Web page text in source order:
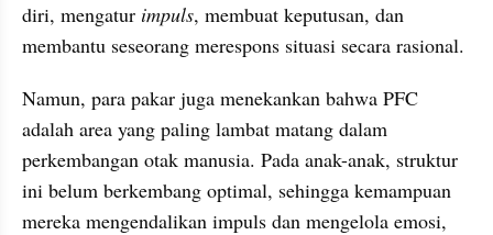
diri, mengatur impuls, membuat keputusan, dan
membantu seseorang merespons situasi secara rasional.
Namun, para pakar juga menekankan bahwa PFC
adalah area yang paling lambat matang dalam
perkembangan otak manusia. Pada anak-anak, struktur
ini belum berkembang optimal, sehingga kemampuan
mereka mengendalikan impuls dan mengelola emosi,